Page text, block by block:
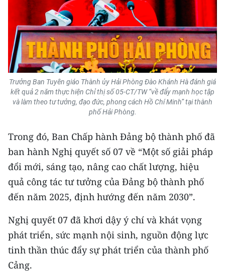
Media Du lịch
Media Thế giới
Media Thể thao
Media Giáo dục
Media Y tế
Media Khoa học - Công nghệ
Media Môi trường
Ảnh
Infographic
TIN MỚI
TIN ĐỊA PHƯƠNG
Trung du và miền núi phía Bắc
Trưởng Ban Tuyên giáo Thành ủy Hải Phòng Đào Khánh Hà đánh giá
kết quả 2 năm thực hiện Chỉ thị số 05-CT/TW “về đẩy mạnh học tập
và làm theo tư tưởng, đạo đức, phong cách Hồ Chí Minh” tại thành
phố Hải Phòng.
Trong đó, Ban Chấp hành Đảng bộ thành phố đã
ban hành Nghị quyết số 07 về “Một số giải pháp
đổi mới, sáng tạo, nâng cao chất lượng, hiệu
quả công tác tư tưởng của Đảng bộ thành phố
đến năm 2025, định hướng đến năm 2030”.
Nghị quyết 07 đã khơi dậy ý chí và khát vọng
phát triển, sức mạnh nội sinh, nguồn động lực
tinh thần thúc đẩy sự phát triển của thành phố
Cảng.